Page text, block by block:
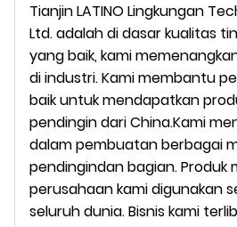
Tianjin LATINO Lingkungan
Ltd.adalahdi dasar kualitas
yang baik, kami
di industri. Kami membantu
baik untuk mendapatkan
pendingin dari China.Kami
dalam pembuatan berbagai
pendingindanbagian. Produk
perusahaan kami digunakan
seluruh dunia.Bisnis kami